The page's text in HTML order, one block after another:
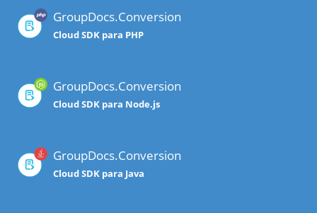
GroupDocs.Conversion
Cloud SDK para PHP
GroupDocs.Conversion
Cloud SDK para Node.js
GroupDocs.Conversion
Cloud SDK para Java